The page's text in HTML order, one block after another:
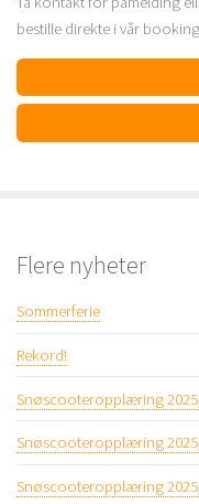
bestille direkte i vår
Flere nyheter
Sommerferie
Rekord!
Snøscooteropplæring
Snøscooteropplæring
Snøscooteropplæring